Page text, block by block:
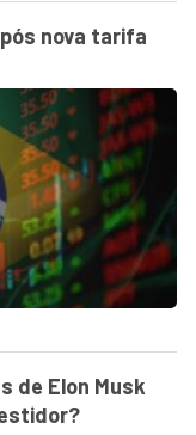
nova tarifa
de Elon Musk